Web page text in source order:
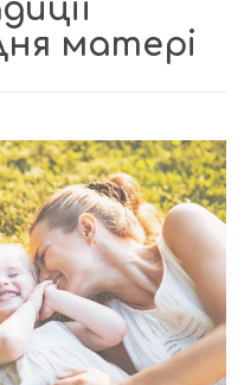
матері